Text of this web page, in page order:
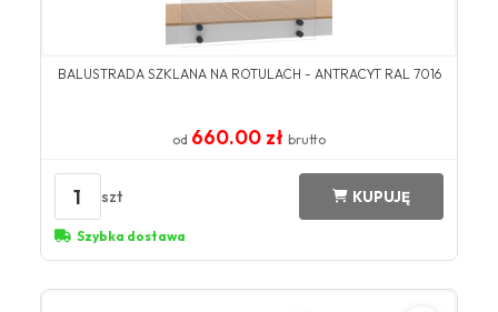
BALUSTRADA SZKLANA NA ROTULACH - ANTRACYT RAL 7016
od 660.00 zł brutto
1 szt KUPUJĘ
Szybka dostawa